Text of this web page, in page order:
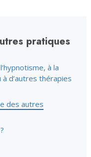
pratiques
à la
d’autres thérapies
des autres